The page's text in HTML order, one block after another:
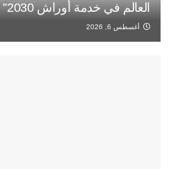
العالم في خدمة أوراش 2030”
أغسطس 6, 2026